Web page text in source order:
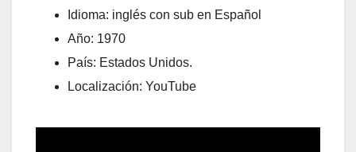
Idioma: inglés con sub en Español
Año: 1970
País: Estados Unidos.
Localización: YouTube